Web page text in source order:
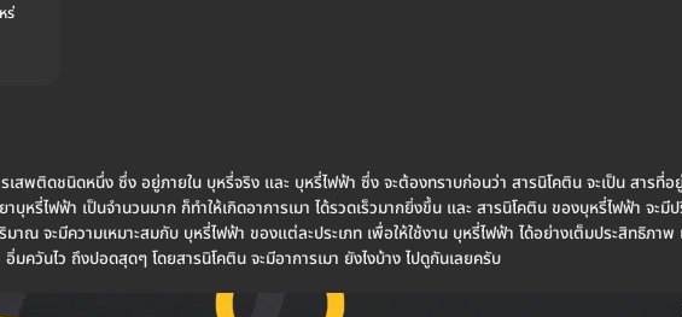
ร่
รเสพติดชนิดหนึ่ง ซึ่ง อยู่ภายใน บุหรี่จริง และ บุหรี่ไฟฟ้า ซึ่ง จะต้องทราบก่อนว่า สารนิโคติน จะเป็น สารที่อ
บุหรี่ไฟฟ้า เป็นจำนวนมาก ก็ทำให้เกิดอาการเมา ได้รวดเร็วมากยิ่งขึ้น และ สารนิโคติน ของบุหรี่ไฟฟ้า จะมี
จะมีความเหมาะสมกับ บุหรี่ไฟฟ้า ของแต่ละประเภท เพื่อให้ใช้งาน บุหรี่ไฟฟ้า ได้อย่างเต็มประสิทธิภาพ
วันไว ถึงปอดสุดๆ โดยสารนิโคติน จะมีอาการเมา ยังไงบ้าง ไปดูกันเลยครับ